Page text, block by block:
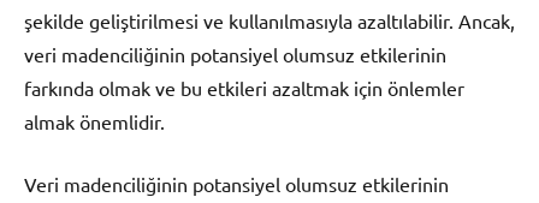
şekilde geliştirilmesi ve kullanılmasıyla azaltılabilir. Ancak,
veri madenciliğinin potansiyel olumsuz etkilerinin
farkında olmak ve bu etkileri azaltmak için önlemler
almak önemlidir.
Veri madenciliğinin potansiyel olumsuz etkilerinin